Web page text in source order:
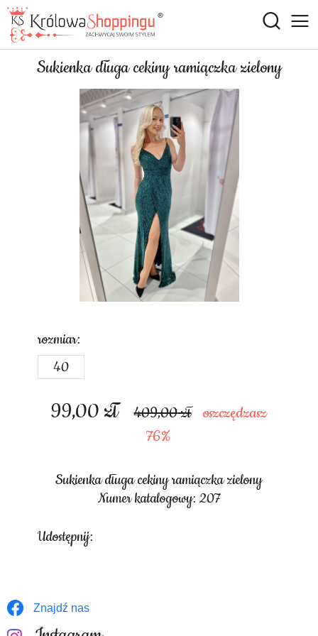
Sukienka długa cekiny ramiączka zielony
99,00 zł 409,00
oszczędzasz
76%
rozmiar:
40
Sukienka długa cekiny ramiączka zielony
Numer katalogowy: 207
Udostępnij:
Znajdź nas